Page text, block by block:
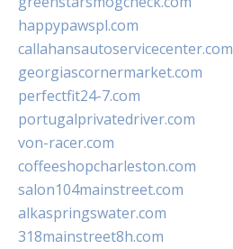
happypawspl.com
callahansautoservicecenter.com
georgiascornermarket.com
perfectfit24-7.com
portugalprivatedriver.com
von-racer.com
coffeeshopcharleston.com
salon104mainstreet.com
alkaspringswater.com
318mainstreet8h.com